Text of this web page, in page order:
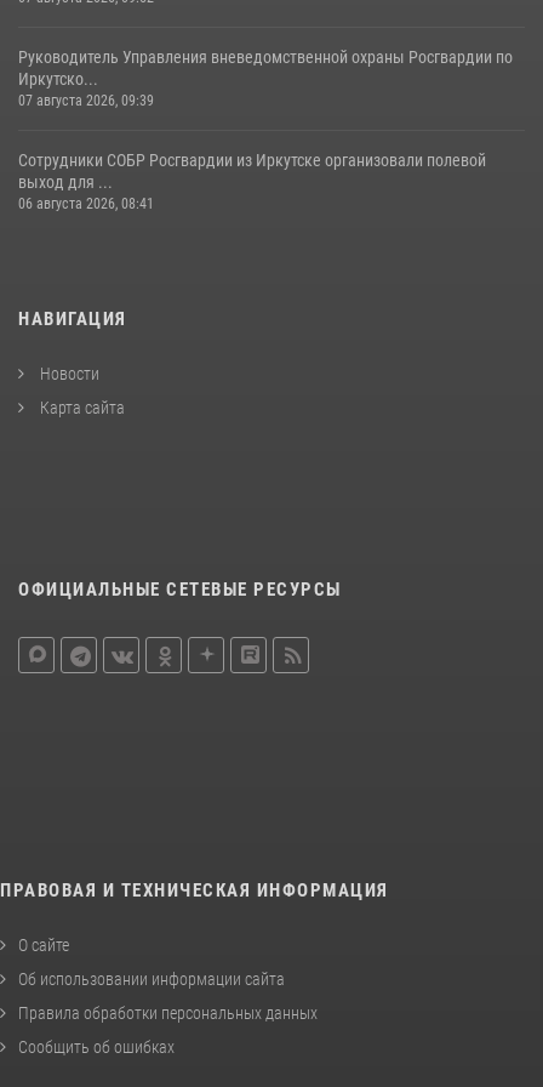
Руководитель Управления вневедомственной охраны Росгвардии по
Иркутско...
07 августа 2026, 09:39
Сотрудники СОБР Росгвардии из Иркутске организовали полевой
выход для ...
06 августа 2026, 08:41
НАВИГАЦИЯ
Новости
Карта сайта
ОФИЦИАЛЬНЫЕ СЕТЕВЫЕ РЕСУРСЫ
ПРАВОВАЯ И ТЕХНИЧЕСКАЯ ИНФОРМАЦИЯ
О сайте
Об использовании информации сайта
Правила обработки персональных данных
Сообщить об ошибках